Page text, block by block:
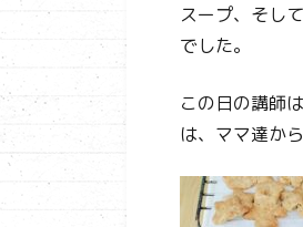
スープ、そし
でした。
この日の講師
は、ママ達か